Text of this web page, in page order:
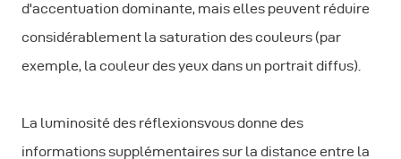
d'accentuation dominante, mais elles peuvent réduire
considérablement la saturation des couleurs (par
exemple, la couleur des yeux dans un portrait diffus).
La luminosité des réflexionsvous donne des
informations supplémentaires sur la distance entre la